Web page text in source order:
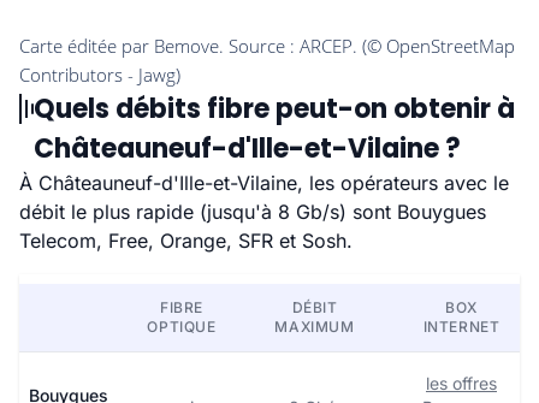
Quels débits fibre peut-on obtenir à
Châteauneuf-d'Ille-et-Vilaine ?
À Châteauneuf-d'Ille-et-Vilaine, les opérateurs avec le
débit le plus rapide (jusqu'à 8 Gb/s) sont Bouygues
Telecom, Free, Orange, SFR et Sosh.
FIBRE
OPTIQUE
DÉBIT
MAXIMUM
BOX
INTERNET
Bouygues
les offres